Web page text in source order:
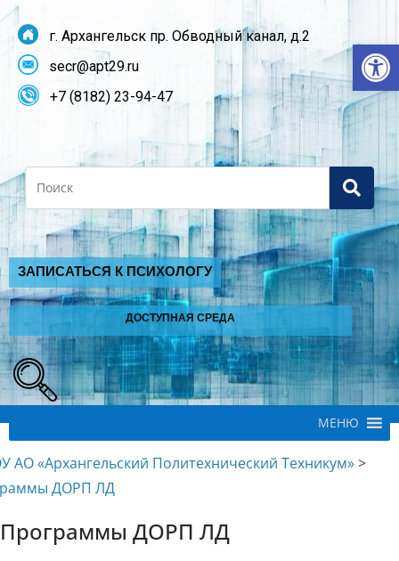
г. Архангельск пр. Обводный канал, д.2
secr@apt29.ru
+7 (8182) 23-94-47
Search
ЗАПИСАТЬСЯ К ПСИХОЛОГУ
ДОСТУПНАЯ СРЕДА
МЕНЮ
АО «Архангельский Политехнический Техникум»>
ДОРП ЛД
Программы ДОРП ЛД